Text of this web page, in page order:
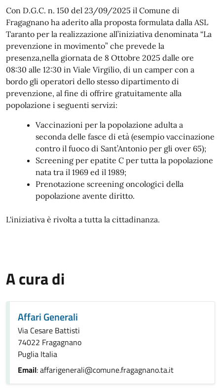
Con D.G.C. n. 150 del 23/09/2025 il Comune di
Fragagnano ha aderito alla proposta formulata dalla ASL
Taranto per la realizzazione all’iniziativa denominata “La
prevenzione in movimento” che prevede la
presenza,nella giornata de 8 Ottobre 2025 dalle ore
08:30 alle 12:30 in Viale Virgilio, di un camper con a
bordo gli operatori dello stesso dipartimento di
prevenzione, al fine di offrire gratuitamente alla
popolazione i seguenti servizi:
Vaccinazioni per la popolazione adulta a
seconda delle fasce di età (esempio vaccinazione
contro il fuoco di Sant’Antonio per gli over 65);
Screening per epatite C per tutta la popolazione
nata tra il 1969 ed il 1989;
Prenotazione screening oncologici della
popolazione avente diritto.
L'iniziativa è rivolta a tutta la cittadinanza.
A cura di
Affari Generali
Via Cesare Battisti
74022 Fragagnano
Puglia Italia
Email: affarigenerali@comune.fragagnano.ta.it